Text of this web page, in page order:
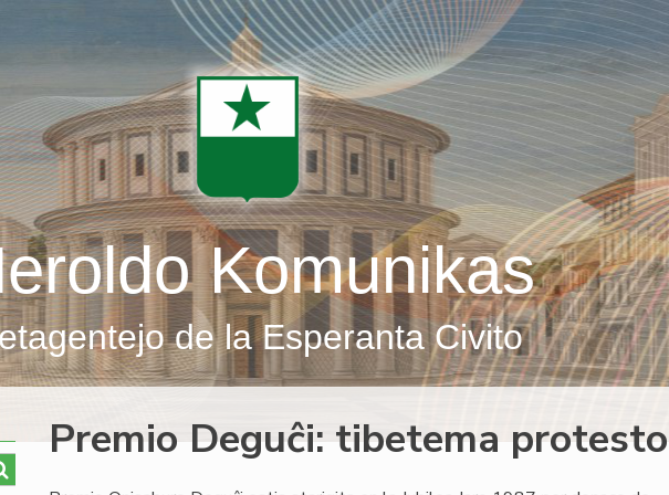
Komunikas
de la Esperanta Civito
Premio Deguĉi: tibetema protesto